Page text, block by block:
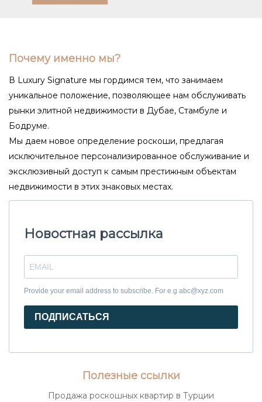
Почему именно мы?
В Luxury Signature мы гордимся тем, что занимаем
уникальное положение, позволяющее нам обслуживать
рынки элитной недвижимости в Дубае, Стамбуле и
Бодруме.
Мы даем новое определение роскоши, предлагая
исключительное персонализированное обслуживание и
эксклюзивный доступ к самым престижным объектам
недвижимости в этих знаковых местах.
Новостная рассылка
Provide your email address to subscribe. For e.g abc@xyz.com
ПОДПИСАТЬСЯ
Полезные ссылки
Продажа роскошных квартир в Турции